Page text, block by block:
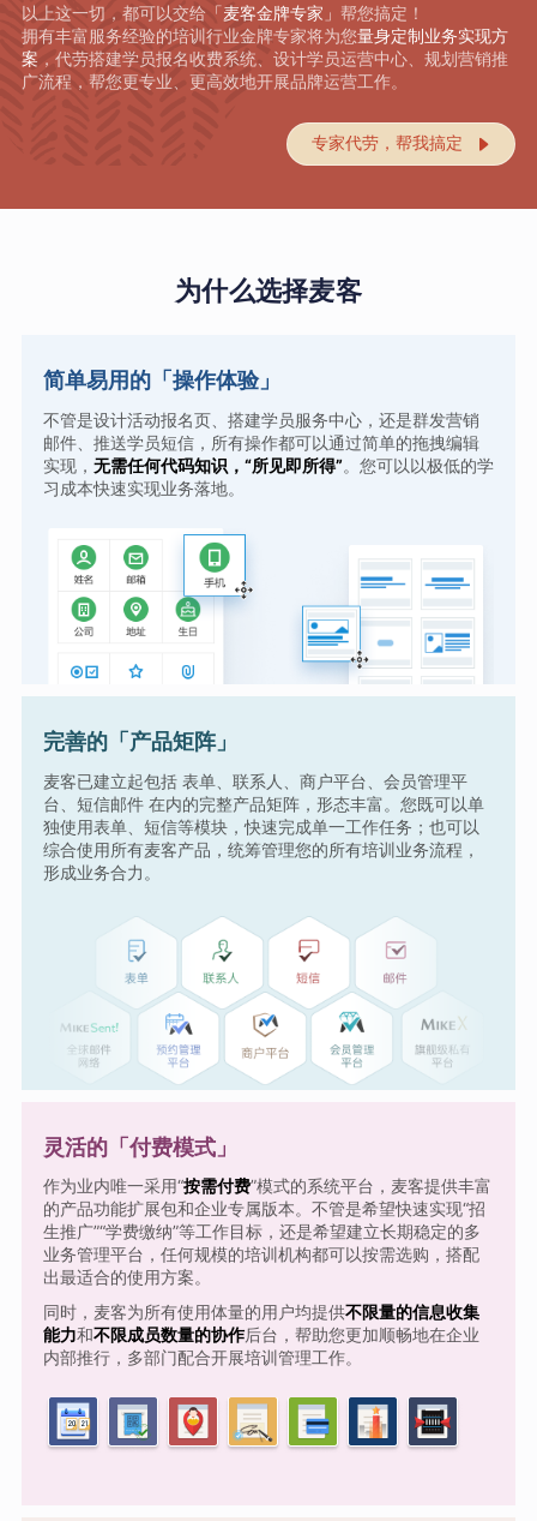
以上这一切，都可以交给「麦客金牌专家」 帮您搞定！
拥有丰富服务经验的培训行业金牌专家将为您量身定制业务实现方
案 ，代劳搭建学员报名收费系统、设计学员运营中心、规划营销推
广流程，帮您更专业、更高效地开展品牌运营工作。
专家代劳，帮我搞定 
为什么选择麦客
简单易用的「操作体验」
不管是设计活动报名页、搭建学员服务中心，还是群发营销
邮件、推送学员短信，所有操作都可以通过简单的拖拽编辑
实现， 无需任何代码知识，“所见即所得”。您可以以极低的学
习成本快速实现业务落地。
完善的「产品矩阵」
麦客已建立起包括 表单、联系人、商户平台、会员管理平
台、短信邮件 在内的完整产品矩阵，形态丰富。您既可以单
独使用表单、短信等模块，快速完成单一工作任务；也可以
综合使用所有麦客产品，统筹管理您的所有培训业务流程，
形成业务合力。
灵活的「付费模式」
作为业内唯一采用“按需付费”模式的系统平台，麦客提供丰富
的产品功能扩展包和企业专属版本。不管是希望快速实现“招
生推广”“学费缴纳”等工作目标，还是希望建立长期稳定的多
业务管理平台，任何规模的培训机构都可以按需选购，搭配
出最适合的使用方案。
同时，麦客为所有使用体量的用户均提供不限量的信息收集
能力和不限成员数量的协作后台，帮助您更加顺畅地在企业
内部推行，多部门配合开展培训管理工作。